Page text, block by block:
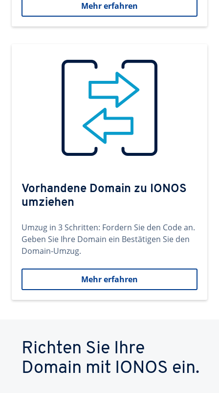
Mehr erfahren
Vorhandene Domain zu IONOS
umziehen
Umzug in 3 Schritten: Fordern Sie den Code an.
Geben Sie Ihre Domain ein Bestätigen Sie den
Domain-Umzug.
Mehr erfahren
Richten Sie Ihre
Domain mit IONOS ein.